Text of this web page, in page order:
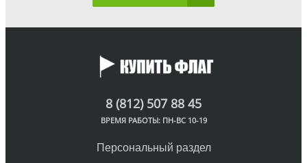
8 (812) 507 88 45
ВРЕМЯ РАБОТЫ: ПН-ВС 10-19
Персональный раздел